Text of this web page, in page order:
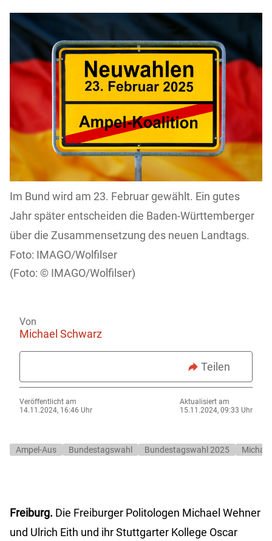
Im Bund wird am 23. Februar gewählt. Ein gutes
Jahr später entscheiden die Baden-Württemberger
über die Zusammensetzung des neuen Landtags.
Foto: IMAGO/Wolfilser
IMAGO/Wolfilser)
Von
Michael Schwarz
Teilen
Veröffentlicht am
14.11.2024, 16:46 Uhr
Aktualisiert am
15.11.2024, 09:33 Uhr
Ampel-Aus Bundestagswahl Bundestagswahl 2025
Freiburg. Die Freiburger Politologen Michael Wehner
und Ulrich Eith und ihr Stuttgarter Kollege Oscar